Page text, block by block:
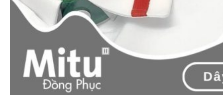
Áo thun polo
Áo thun cổ trụ màu trơn (Đủ 16 màu)